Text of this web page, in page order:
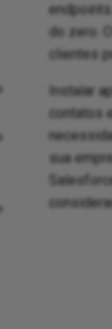
do zero.
clientes
Instalar
contatos
sua